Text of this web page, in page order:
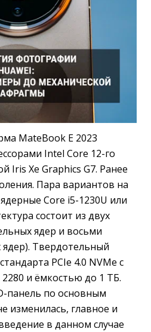
MateBook E 2023
Intel Core 12-го
Iris Xe Graphics G7. Ранее
Пара вариантов на
Core i5-1230U или
состоит из двух
ядер и восьми
Твердотельный
PCIe 4.0 NVMe с
и ёмкостью до 1 ТБ.
панель по основным
изменилась, главное и
в данном случае